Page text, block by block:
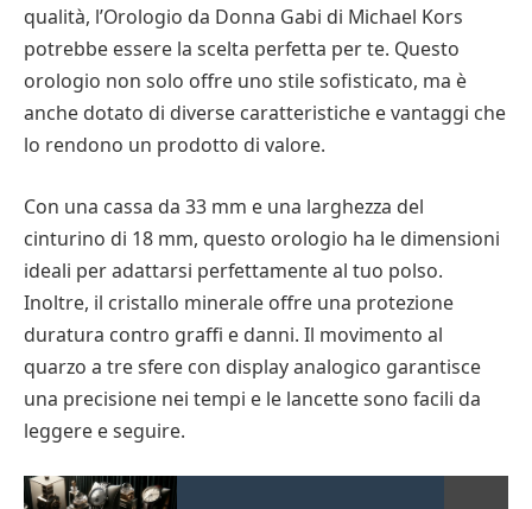
qualità, l’Orologio da Donna Gabi di Michael Kors
potrebbe essere la scelta perfetta per te. Questo
orologio non solo offre uno stile sofisticato, ma è
anche dotato di diverse caratteristiche e vantaggi che
lo rendono un prodotto di valore.
Con una cassa da 33 mm e una larghezza del
cinturino di 18 mm, questo orologio ha le dimensioni
ideali per adattarsi perfettamente al tuo polso.
Inoltre, il cristallo minerale offre una protezione
duratura contro graffi e danni. Il movimento al
quarzo a tre sfere con display analogico garantisce
una precisione nei tempi e le lancette sono facili da
leggere e seguire.